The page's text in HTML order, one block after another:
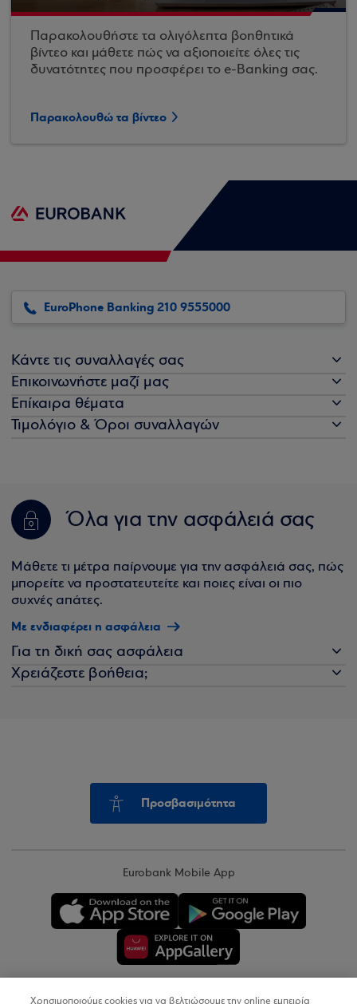
Παρακολουθήστε τα ολιγόλεπτα βοηθητικά
βίντεο και μάθετε πώς να αξιοποιείτε όλες τις
δυνατότητες που προσφέρει το e-Banking σας.
Παρακολουθώ τα βίντεο
EuroPhone Banking 210 9555000
Κάντε τις συναλλαγές σας
Επικοινωνήστε μαζί μας
Επίκαιρα θέματα
Τιμολόγιο & Όροι συναλλαγών
Όλα για την ασφάλειά σας
Μάθετε τι μέτρα παίρνουμε για την ασφάλειά σας, πώς
μπορείτε να προστατευτείτε και ποιες είναι οι πιο
συχνές απάτες.
Με ενδιαφέρει η ασφάλεια
Για τη δική σας ασφάλεια
Χρειάζεστε βοήθεια;
Προσβασιμότητα
Eurobank Mobile App
Χρησιμοποιούμε cookies για να βελτιώσουμε την online εμπειρία